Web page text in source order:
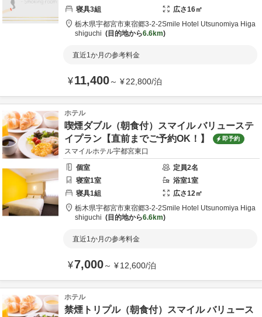
寝具3組 広さ16㎡
栃木県宇都宮市東宿郷3-2-2Smile Hotel Utsunomiya Higa
shiguchi
目的地から6.6km
直近1か月の参考料金
¥11,400～ ¥22,800/泊
ホテル
喫煙ダブル（朝食付）スマイル バリューステ
イプラン【直前までご予約OK！】
即予約
スマイルホテル宇都宮東口
個室
定員2名
寝室1室 浴室1室
寝具1組 広さ12㎡
栃木県宇都宮市東宿郷3-2-2Smile Hotel Utsunomiya Higa
shiguchi
目的地から6.6km
直近1か月の参考料金
¥7,000～ ¥12,600/泊
ホテル
禁煙トリプル（朝食付）スマイル バリュース